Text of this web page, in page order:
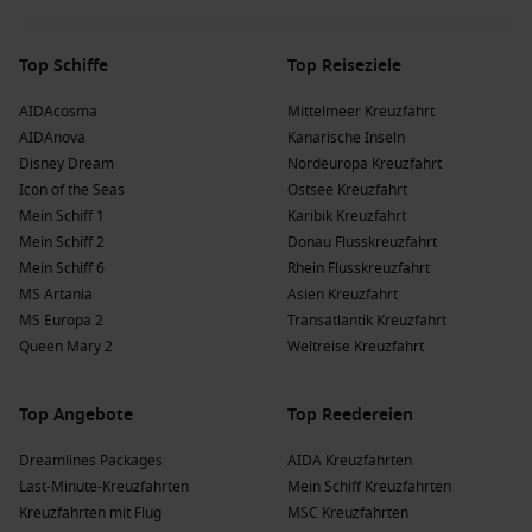
Princess Cruises
: Diese Reederei hat eine Flotte von 17
Coral Princess
Royal Princess. Abfahrten erfolgen
häufig von
Vancouver.
Holland America Line
: Mit 12 Schiffen bietet Holland
America 4 Schiffe an, die nach Santa Barbara fahren,
darunter
Nieuw Amsterdam. Häufige
Abfahrten erfolgen von San Diego oder Vancouver.
Norwegian Cruise Line
: Diese Reederei hat eine Flotte von
21 Schiffen, von denen 1 nach Santa Barbara fährt,
nämlichNorwegian Jade
. Abfahrten sind häufig von San
AIDA Kreuzfahrten
: Mit 11 Schiffen bietet AIDA 1 Schiff an,
Abfahrten erfolgen am häufigsten vonHamburg
Deutschland.
Top Schiffe
AIDAcosma
AIDAnova
Disney Dream
Icon of the Seas
Mein Schiff 1
Mein Schiff 2
Mein Schiff 6
MS Artania
MS Europa 2
Queen Mary 2
Top Reiseziele
Mittelmeer Kreuzfahrt
Kanarische Inseln
Nordeuropa Kreuzfahrt
Ostsee Kreuzfahrt
Karibik Kreuzfahrt
Donau Flusskreuzfahrt
Rhein Flusskreuzfahrt
Asien Kreuzfahrt
Transatlantik Kreuzfahrt
Weltreise Kreuzfahrt
Top Angebote
Dreamlines Packages
Last-Minute-Kreuzfahrten
Kreuzfahrten mit Flug
Top Reedereien
AIDA Kreuzfahrten
Mein Schiff Kreuzfahrten
MSC Kreuzfahrten